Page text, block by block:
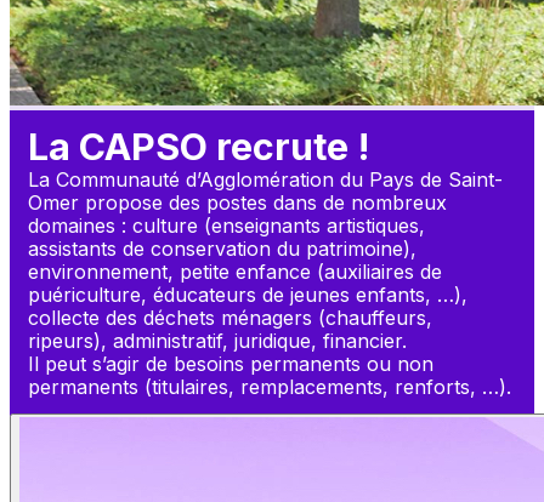
La CAPSO recrute !
La Communauté d’Agglomération du Pays de Saint-
Omer propose des postes dans de nombreux
domaines : culture (enseignants artistiques,
assistants de conservation du patrimoine),
environnement, petite enfance (auxiliaires de
puériculture, éducateurs de jeunes enfants, …),
collecte des déchets ménagers (chauffeurs,
ripeurs), administratif, juridique, financier.
Il peut s’agir de besoins permanents ou non
permanents (titulaires, remplacements, renforts, …).